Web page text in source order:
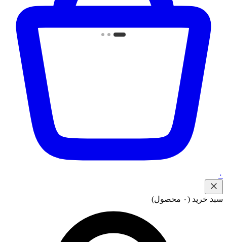
۰
سبد خرید (۰ محصول)